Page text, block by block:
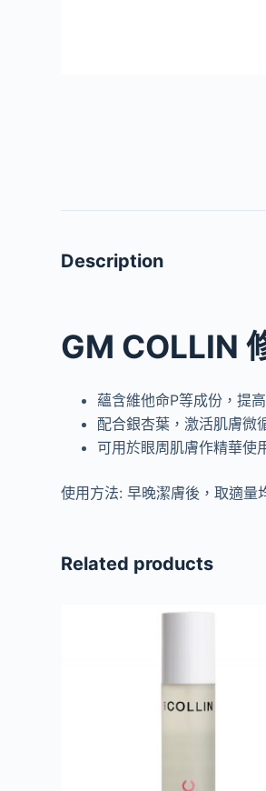
Description
GM COLLIN
蘊含維他命P等成份，提
配合銀杏葉，激活肌膚微
可用於眼周肌膚作精華使
使用方法: 早晚潔膚後，取適量
Related products